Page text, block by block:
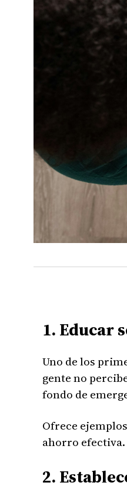
1. Educar
Uno de los
gente no
fondo de
Ofrece
ahorro
2.